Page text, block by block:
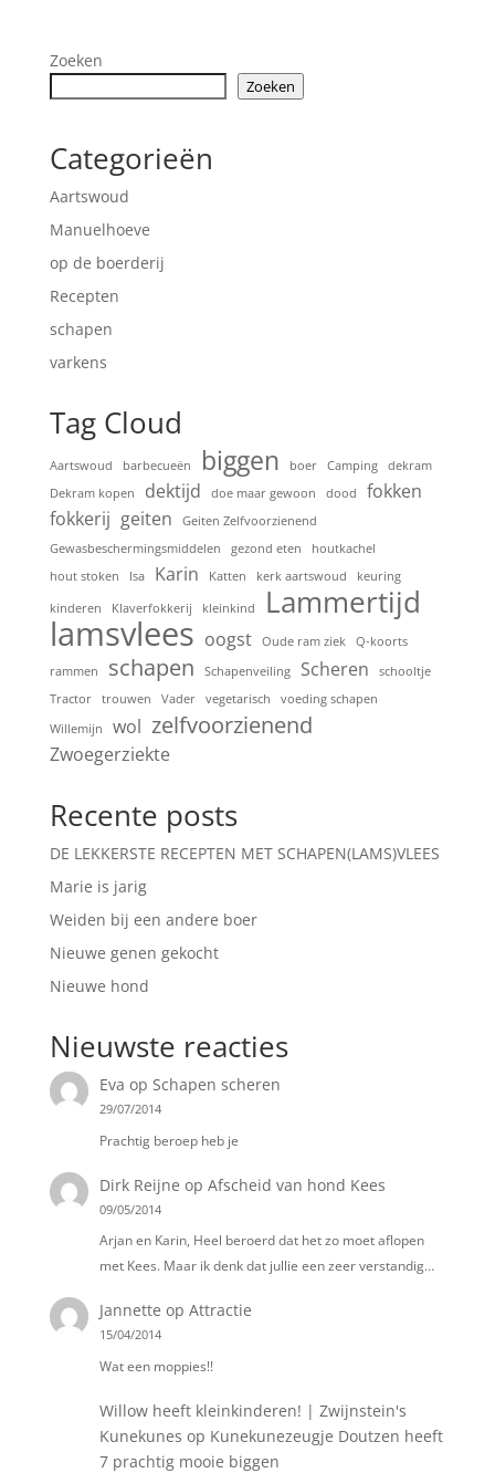
Zoeken
Zoeken
Categorieën
Aartswoud
Manuelhoeve
op de boerderij
Recepten
schapen
varkens
Tag Cloud
Aartswoud barbecueën biggen boer Camping
dekram
Dekram kopen
dektijd doe maar gewoon dood
fokken
fokkerij geiten
Geiten Zelfvoorzienend
Gewasbeschermingsmiddelen
gezond eten
houtkachel
hout stoken
Isa Karin Katten kerk aartswoud keuring
kinderen Klaverfokkerij kleinkind Lammertijd
lamsvlees oogst Oude ram ziek
Q-koorts
rammen
schapen Schapenveiling Scheren
schooltje
Tractor
trouwen Vader vegetarisch
voeding schapen
Willemijn
wol zelfvoorzienend
Zwoegerziekte
Recente posts
DE LEKKERSTE RECEPTEN MET SCHAPEN(LAMS)VLEES
Marie is jarig
Weiden bij een andere boer
Nieuwe genen gekocht
Nieuwe hond
Nieuwste reacties
Eva opSchapen scheren
29/07/2014
Prachtig beroep heb je
Dirk Reijne opAfscheid van hond Kees
09/05/2014
Arjan en Karin, Heel beroerd dat het zo moet aflopen
met Kees. Maar ik denk dat jullie een zeer verstandig…
Jannette opAttractie
15/04/2014
Wat een moppies!!
Willow heeft kleinkinderen! | Zwijnstein's
Kunekunes op Kunekunezeugje Doutzen heeft
7 prachtig mooie biggen